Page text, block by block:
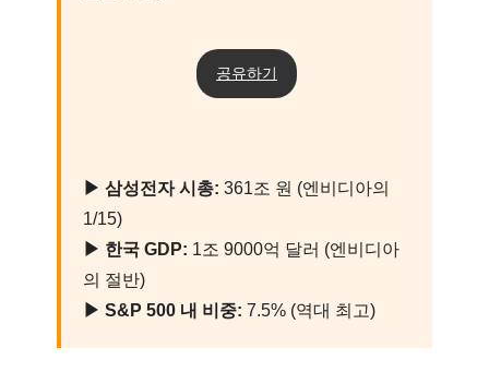
공유하기
▶ 삼성전자 시총: 361조 원 (엔비디아의
1/15)
▶ 한국 GDP: 1조 9000억 달러 (엔비디아
의 절반)
▶ S&P 500 내 비중: 7.5% (역대 최고)